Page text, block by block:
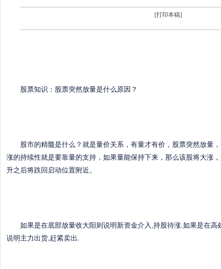
[打印本稿]
股票知识：股票突然放量是什么原因？
股市的精髓是什么？就是量价关系，有量才有价，股票突然放量
涨的持续性就是要靠量的支持，如果量能保持下来，那么该股将大涨
升之后将跌回启动位置附近。
如果是在底部放量收大阳则说明新资金介入,持股待涨.如果是在高
说明主力出货,赶紧卖出.